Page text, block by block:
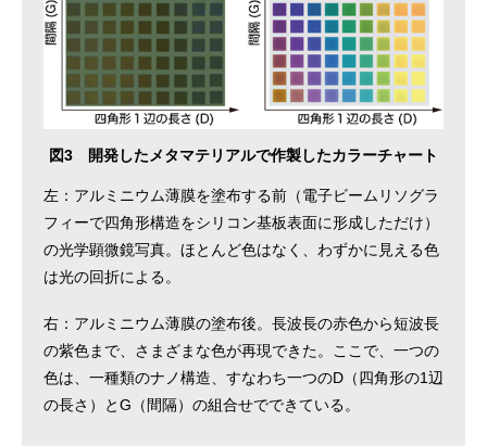
図3 開発したメタマテリアルで作製したカラーチャート
左：アルミニウム薄膜を塗布する前（電子ビームリソグラ
フィーで四角形構造をシリコン基板表面に形成しただけ）
の光学顕微鏡写真。ほとんど色はなく、わずかに見える色
は光の回折による。
右：アルミニウム薄膜の塗布後。長波長の赤色から短波長
の紫色まで、さまざまな色が再現できた。ここで、一つの
色は、一種類のナノ構造、すなわち一つのD（四角形の1辺
の長さ）とG（間隔）の組合せでできている。